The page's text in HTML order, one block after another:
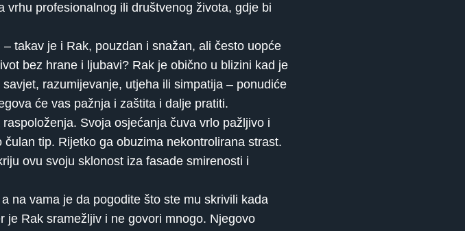
profesionalnog ili društvenog života, gdje bi
takav je i Rak, pouzdan i snažan, ali često uopće
bez hrane i ljubavi? Rak je obično u blizini kad je
razumijevanje, utjeha ili simpatija – ponudiće
će vas pažnja i zaštita i dalje pratiti.
Svoja osjećanja čuva vrlo pažljivo i
tip. Rijetko ga obuzima nekontrolirana strast.
ovu svoju sklonost iza fasade smirenosti i
na vama je da pogodite što ste mu skrivili kada
je Rak sramežljiv i ne govori mnogo. Njegovo